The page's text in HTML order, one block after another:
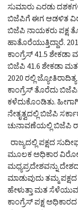
ಸುಮಾರು ಎರಡು
ಬಿಜೆಪಿಗೆ ಈಗ ಆಡಳಿತ
ಬಿಜೆಪಿ ನಾಯಕರು ಪಕ್ಷ
ಹಾತೊರೆಯುತ್ತಿದ್ದಾರೆ.
ಕಾಂಗ್ರೆಸ್ 41.5
ಬಿಜೆಪಿ 41.6 ಶೇಕಡಾ
2020 ರಲ್ಲಿ
ಕಾಂಗ್ರೆಸ್ ತೊರೆದು
ಕಳೆದುಕೊಂಡಿತು.
ನೇತೃತ್ವದಲ್ಲಿ ಬಿಜೆಪಿ
ಚುನಾವಣೆಯಲ್ಲಿ ಬಿಜೆಪಿ
ರಾಜ್ಯದಲ್ಲಿ ಪಕ್ಷದ
ಮೂಲಕ ಅಧಿಕಾರ ವಿರೋಧಿ
ಮಧ್ಯಪ್ರದೇಶವನ್ನು
ಮಾಡುವುದು ತಮ್ಮ
ಹೇಳುತ್ತಾ ಮತ ಸೆಳೆಯುವ
ಕಾಂಗ್ರೆಸ್ ಪಕ್ಷ